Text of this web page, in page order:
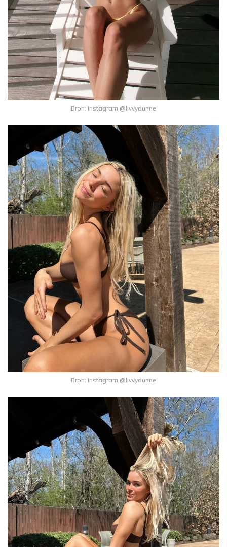
Bron: Instagram @livvydunne
Bron: Instagram @livvydunne